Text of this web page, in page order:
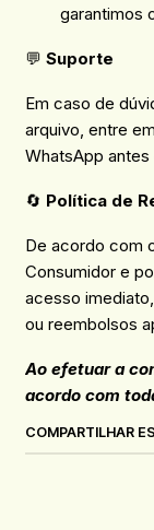
garantimos
💬 Suporte
Em caso de
arquivo, entre
WhatsApp
🔄 Política de
De acordo com
Consumidor e
acesso
ou reembolsos
Ao efetuar a
acordo com
COMPARTILHAR